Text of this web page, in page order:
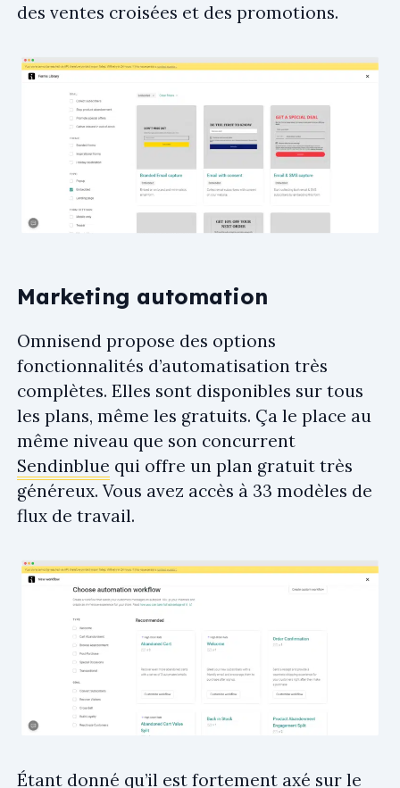
des ventes croisées et des promotions.
Marketing automation
Omnisend propose des options
fonctionnalités d’automatisation très
complètes. Elles sont disponibles sur tous
les plans, même les gratuits. Ça le place au
même niveau que son concurrent
Sendinblue qui offre un plan gratuit très
généreux. Vous avez accès à 33 modèles de
flux de travail.
Étant donné qu’il est fortement axé sur le